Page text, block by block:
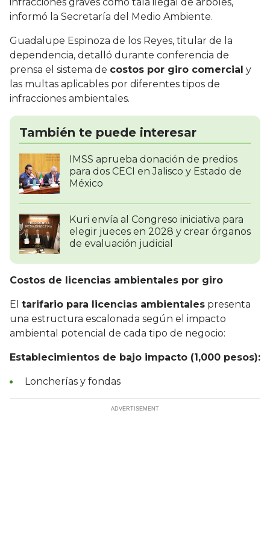
informó la Secretaría del Medio Ambiente.
Guadalupe Espinoza de los Reyes, titular de la
dependencia, detalló durante conferencia de
prensa el sistema de costos por giro comercial y
las multas aplicables por diferentes tipos de
infracciones ambientales.
También te puede interesar
IMSS aprueba donación de predios
para dos CECI en Jalisco y Estado de
México
Kuri envía al Congreso iniciativa para
elegir jueces en 2028 y crear órganos
de evaluación judicial
Costos de licencias ambientales por giro
El tarifario para licencias ambientales presenta
una estructura escalonada según el impacto
ambiental potencial de cada tipo de negocio:
Establecimientos de bajo impacto (1,000 pesos):
Loncherías y fondas